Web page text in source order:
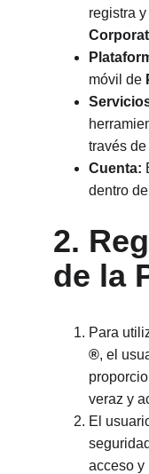
registra
móvil de
través
Cuenta:
dentro
2.
de la
Para
®, el
veraz y
El
acceso y